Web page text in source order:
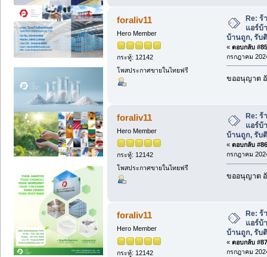
foraliv11
Hero Member
กระทู้: 12142
โพสประกาศขายในไทยฟรี
Re: ร้
แอร์บ้
บ้านถูก, รับ
« ตอบกลับ
กรกฎาคม
ขออนุญาต
foraliv11
Hero Member
กระทู้: 12142
โพสประกาศขายในไทยฟรี
Re: ร้
แอร์บ้
บ้านถูก, รับ
« ตอบกลับ
กรกฎาคม
ขออนุญาต
foraliv11
Hero Member
กระทู้: 12142
Re: ร้
แอร์บ้
บ้านถูก, รับ
« ตอบกลับ
กรกฎาคม